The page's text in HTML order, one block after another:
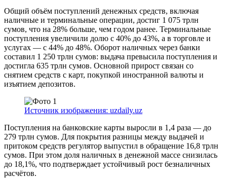
Общий объём поступлений денежных средств, включая
наличные и терминальные операции, достиг 1 075 трлн
сумов, что на 28% больше, чем годом ранее. Терминальные
поступления увеличили долю с 40% до 43%, а в торговле и
услугах — с 44% до 48%. Оборот наличных через банки
составил 1 250 трлн сумов: выдача превысила поступления и
достигла 635 трлн сумов. Основной прирост связан со
снятием средств с карт, покупкой иностранной валюты и
изъятием депозитов.
Источник изображения: uzdaily.uz
Поступления на банковские карты выросли в 1,4 раза — до
279 трлн сумов. Для покрытия разницы между выдачей и
притоком средств регулятор выпустил в обращение 16,8 трлн
сумов. При этом доля наличных в денежной массе снизилась
до 18,1%, что подтверждает устойчивый рост безналичных
расчётов.